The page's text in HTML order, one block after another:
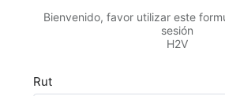
Bienvenido, favor utilizar este
sesión
H2V
Rut